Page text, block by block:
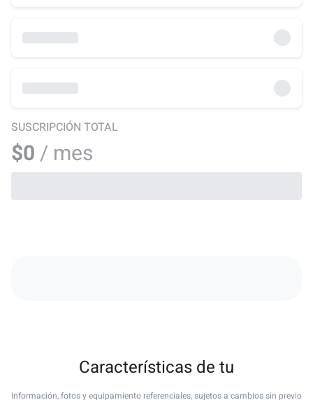
SUSCRIPCIÓN TOTAL
$0/ mes
Características de tu
Información, fotos y equipamiento referenciales, sujetos a cambios sin previo